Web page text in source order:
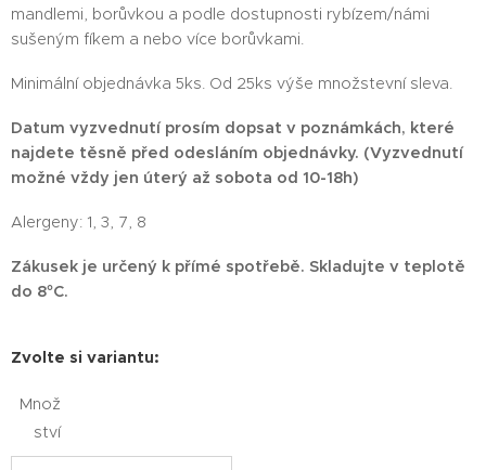
mandlemi, borůvkou a podle dostupnosti rybízem/námi
sušeným fíkem a nebo více borůvkami.
Minimální objednávka 5ks. Od 25ks výše množstevní sleva.
Datum vyzvednutí prosím dopsat v poznámkách, které
najdete těsně před odesláním objednávky. (Vyzvednutí
možné vždy jen úterý až sobota od 10-18h)
Alergeny: 1, 3, 7, 8
Zákusek je určený k přímé spotřebě. Skladujte v teplotě
do 8°C.
Zvolte si variantu:
Množ
ství